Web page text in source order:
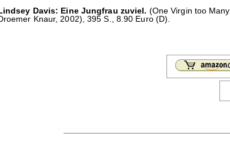
Davis: Eine Jungfrau zuviel. (One Virgin too
Knaur, 2002), 395 S., 8.90 Euro (D).